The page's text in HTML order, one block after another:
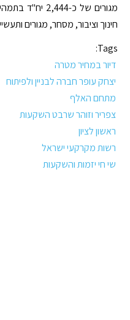
מגורים של כ-
חינוך וציבור, מסחר, מגורים
Tags:
דיור במחיר מטרה
יצחק עופר חברה לבניין ולפיתוח
מתחם האלף
צפריר וזוהר שרבט השקעות
ראשון לציון
רשות מקרקעי ישראל
שי חי יזמות והשקעות